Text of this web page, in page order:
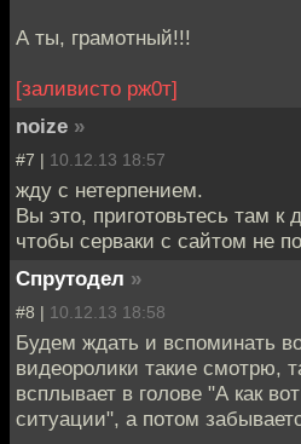
А ты, грамотный!!!
[заливисто рж0т]
noize »
#7 | 10.12.13 18:57
жду с нетерпением.
Вы это, приготовьтесь там к
чтобы серваки с сайтом не
Спрутодел »
#8 | 10.12.13 18:58
Будем ждать и вспоминать
видеоролики такие смотрю,
всплывает в голове "А как
ситуации", а потом